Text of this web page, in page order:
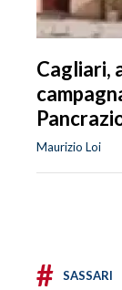
Cagliari,
Maurizio Loi
# SASSARI